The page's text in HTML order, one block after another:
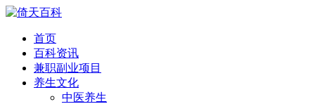
首页
百科资讯
兼职副业项目
养生文化
中医养生